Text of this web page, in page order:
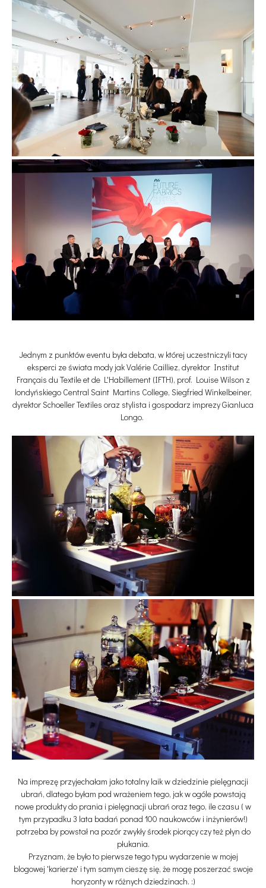
Jednym z punktów eventu była debata, w której uczestniczyli tacy
eksperci ze świata mody jak Valérie Cailliez, dyrektor Institut
Français du Textile et de L'Habillement (IFTH), prof. Louise Wilson z
londyńskiego Central Saint Martins College, Siegfried Winkelbeiner,
dyrektor Schoeller Textiles oraz stylista i gospodarz imprezy Gianluca
Longo.
Na imprezę przyjechałam jako totalny laik w dziedzinie pielęgnacji
ubrań, dlatego byłam pod wrażeniem tego, jak w ogóle powstają
nowe produkty do prania i pielęgnacji ubrań oraz tego, ile czasu ( w
tym przypadku 3 lata badań ponad 100 naukowców i inżynierów!)
potrzeba by powstał na pozór zwykły środek piorący czy też płyn do
płukania.
Przyznam, że było to pierwsze tego typu wydarzenie w mojej
blogowej 'karierze' i tym samym cieszę się, że mogę poszerzać swoje
horyzonty w różnych dziedzinach. :)